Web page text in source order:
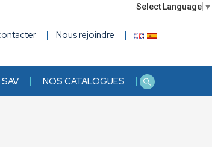
Select Language ▼
Nous rejoindre
NOS CATALOGUES